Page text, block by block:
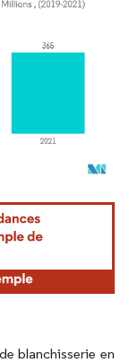
attribution sous CC BY
blanchisserie en